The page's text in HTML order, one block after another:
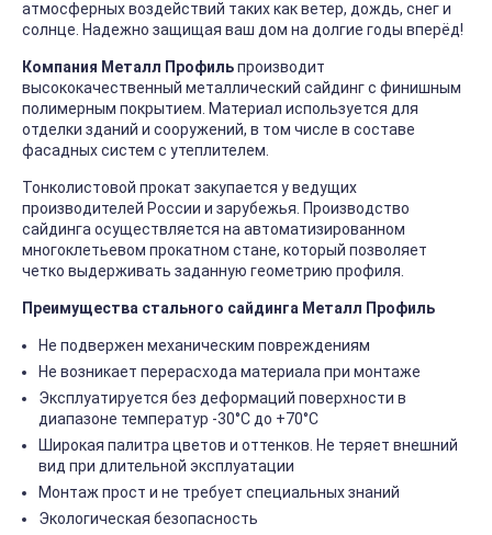
атмосферных воздействий таких как ветер, дождь, снег и
солнце. Надежно защищая ваш дом на долгие годы вперёд!
Компания Металл Профильпроизводит
высококачественный металлический сайдинг с финишным
полимерным покрытием. Материал используется для
отделки зданий и сооружений, в том числе в составе
фасадных систем с утеплителем.
Тонколистовой прокат закупается у ведущих
производителей России и зарубежья. Производство
сайдинга осуществляется на автоматизированном
многоклетьевом прокатном стане, который позволяет
четко выдерживать заданную геометрию профиля.
Преимущества стального сайдинга Металл Профиль
Не подвержен механическим повреждениям
Не возникает перерасхода материала при монтаже
Эксплуатируется без деформаций поверхности в
диапазоне температур -30°C до +70°C
Широкая палитра цветов и оттенков. Не теряет внешний
вид при длительной эксплуатации
Монтаж прост и не требует специальных знаний
Экологическая безопасность